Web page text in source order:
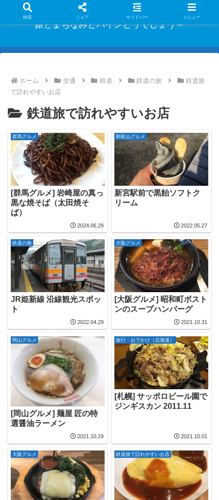
旅とまちなみとパインどうでしょう～
ホーム 交通 鉄道 鉄道の旅
鉄道旅
で訪れやすいお店
鉄道旅で訪れやすいお店
群馬グルメ
[群馬グルメ] 岩崎屋の真っ
黒な焼そば（太田焼そ
ば）
2024.06.29
和歌山グルメ
新宮駅前で黒飴ソフトク
リーム
2022.05.27
鉄道の旅
JR姫新線 沿線観光スポッ
ト
2022.04.29
大阪グルメ
[大阪グルメ] 昭和町ボスト
ンのスープハンバーグ
2021.10.31
岡山グルメ
[岡山グルメ] 麺屋 匠の特
選醤油ラーメン
2021.10.29
旅行・おでかけ（北海道）
[札幌] サッポロビール園で
ジンギスカン 2011.11
2021.10.01
大阪グルメ 鉄道旅で訪れやすいお店
検索 シェア サイドバー メニュー